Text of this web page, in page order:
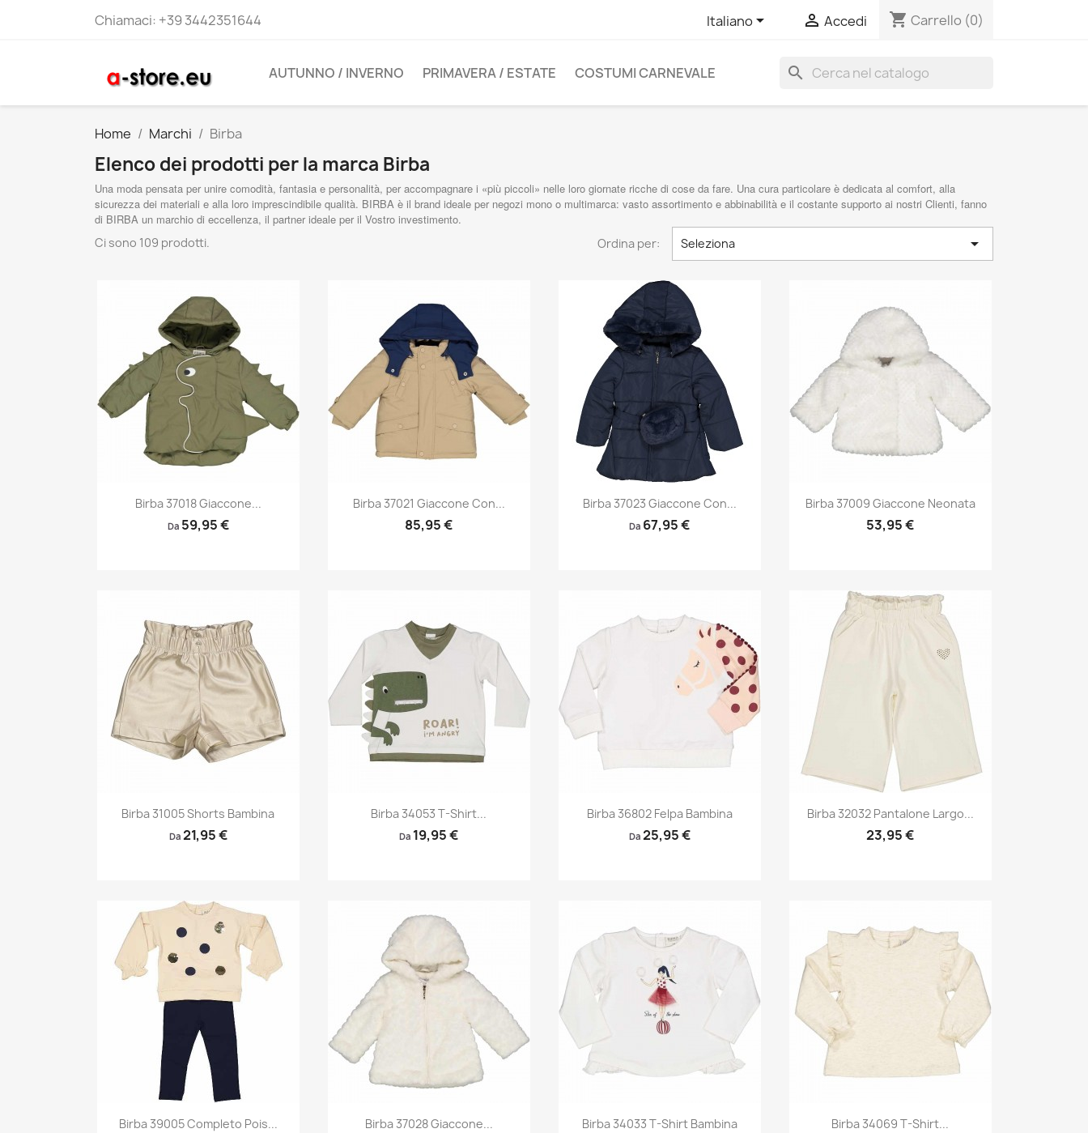
Chiamaci: +39 3442351644 Italiano  Accedi shopping_cart Carrello (0)
AUTUNNO / INVERNO PRIMAVERA / ESTATE COSTUMI CARNEVALE search
Home Marchi Birba
Elenco dei prodotti per la marca Birba
Una moda pensata per unire comodità, fantasia e personalità, per accompagnare i «più piccoli» nelle loro giornate ricche di cose da fare. Una cura particolare è dedicata al comfort, alla
sicurezza dei materiali e alla loro imprescindibile qualità. BIRBA è il brand ideale per negozi mono o multimarca: vasto assortimento e abbinabilità e il costante supporto ai nostri Clienti, fanno
di BIRBA un marchio di eccellenza, il partner ideale per il Vostro investimento.
Ci sono 109 prodotti.
Ordina per: Seleziona 
Anteprima
Birba 37018 Giaccone...
Da 59,95 €
Anteprima
Birba 37021 Giaccone Con...
85,95 €
Anteprima
Birba 37023 Giaccone Con...
Da 67,95 €
Anteprima
Birba 37009 Giaccone Neonata
53,95 €
Anteprima
Birba 31005 Shorts Bambina
Da 21,95 €
Anteprima
Birba 34053 T-Shirt...
Da 19,95 €
Anteprima
Birba 36802 Felpa Bambina
Da 25,95 €
Anteprima
Birba 32032 Pantalone Largo...
23,95 €
Anteprima
Birba 39005 Completo Pois... Anteprima
Birba 37028 Giaccone... Anteprima
Birba 34033 T-Shirt Bambina Anteprima
Birba 34069 T-Shirt...